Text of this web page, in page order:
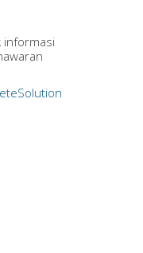
informasi